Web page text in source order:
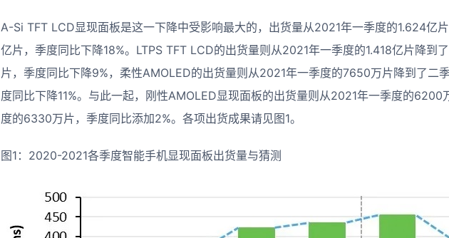
A-Si TFT LCD显现面板是这一下降中受影响最大的，出货量从2021年一季度的1.624亿
亿片，季度同比下降18%。LTPS TFT LCD的出货量则从2021年一季度的1.418亿片降到
片，季度同比下降9%，柔性AMOLED的出货量则从2021年一季度的7650万片降到了二
度同比下降11%。与此一起，刚性AMOLED显现面板的出货量则从2021年一季度的6200
度的6330万片，季度同比添加2%。各项出货成果请见图1。
图1：2020-2021各季度智能手机显现面板出货量与猜测